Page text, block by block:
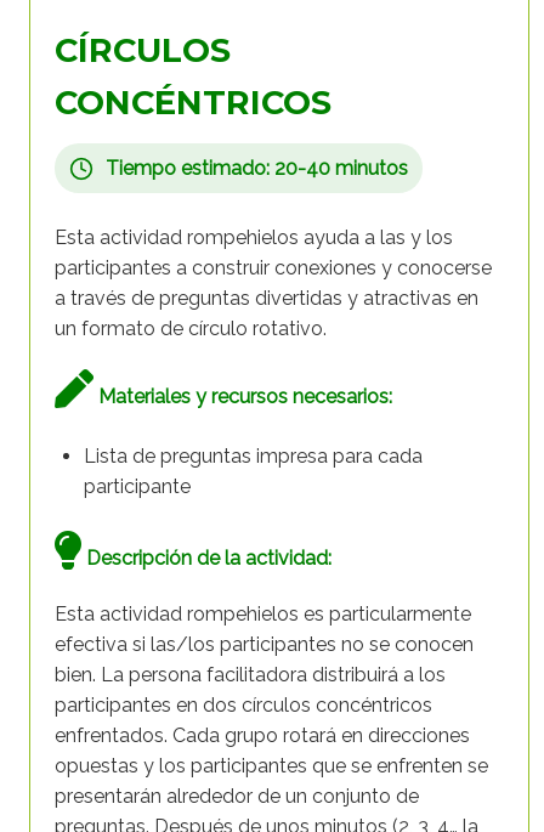
CÍRCULOS
CONCÉNTRICOS
Tiempo estimado: 20-40 minutos
Esta actividad rompehielos ayuda a las y los
participantes a construir conexiones y conocerse
a través de preguntas divertidas y atractivas en
un formato de círculo rotativo.
Materiales y recursos necesarios:
Lista de preguntas impresa para cada
participante
Descripción de la actividad:
Esta actividad rompehielos es particularmente
efectiva si las/los participantes no se conocen
bien. La persona facilitadora distribuirá a los
participantes en dos círculos concéntricos
enfrentados. Cada grupo rotará en direcciones
opuestas y los participantes que se enfrenten se
presentarán alrededor de un conjunto de
preguntas. Después de unos minutos (2, 3, 4… la